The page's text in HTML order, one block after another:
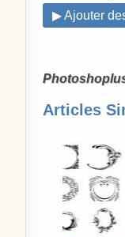
▶ Ajouter
Articles